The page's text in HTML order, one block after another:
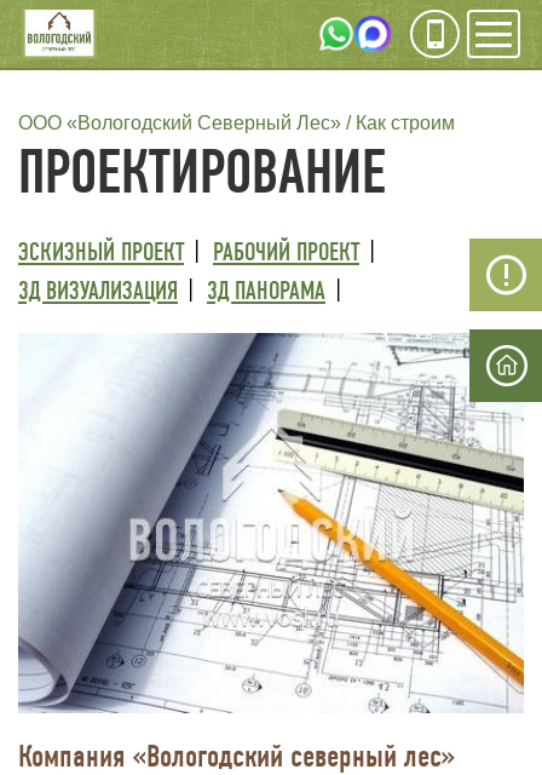
Инфо
СТРОКА
НАВИГАЦИИ
ООО «Вологодский Северный Лес» Как строим
ПРОЕКТИРОВАНИЕ
ТРЕТИЙ
УРОВЕНЬ
ЭСКИЗНЫЙ ПРОЕКТ
РАБОЧИЙ ПРОЕКТ
3Д ВИЗУАЛИЗАЦИЯ
3Д ПАНОРАМА
Компания «Вологодский северный лес»